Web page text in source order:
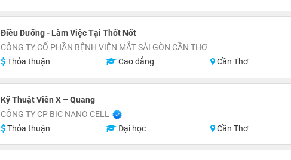
Điều Dưỡng - Làm Việc Tại Thốt Nốt
CÔNG TY CỔ PHẦN BỆNH VIỆN MẮT SÀI GÒN CẦN THƠ
Thỏa thuận
Cao đẳng Cần Thơ
Kỹ Thuật Viên X – Quang
CÔNG TY CP BIC NANO CELL
Thỏa thuận
Đại học Cần Thơ